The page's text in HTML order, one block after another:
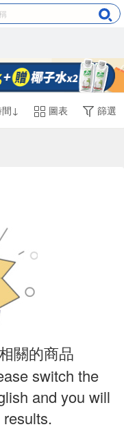
間↓ 圖表 篩選
關的商品
switch the
and you will